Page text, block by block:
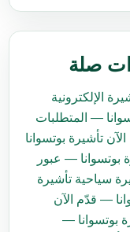
صلة
الإلكترونية
— المتطلبات
تأشيرة بوتسوانا
بوتسوانا — عبور
سياحية تأشيرة
— قدّم الآن
بوتسوانا —